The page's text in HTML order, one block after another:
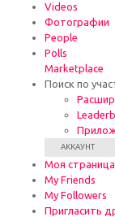
Videos
Фотографии
People
Polls
Marketplace
Поиск по
АККАУНТ
Моя страница
My Friends
My Followers
Пригласить